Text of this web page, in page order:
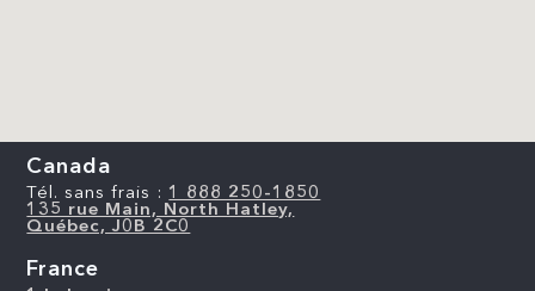
Canada
Tél. sans frais : 1 888 250-1850
135 rue Main, North Hatley,
Québec, J0B 2C0
France